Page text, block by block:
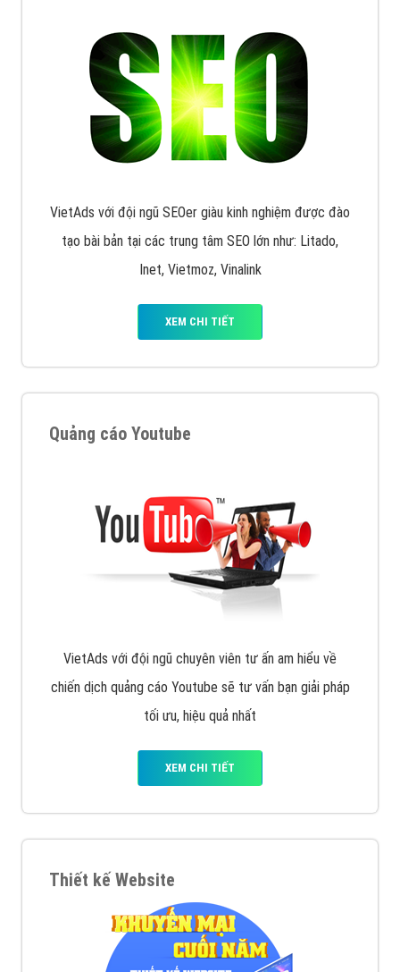
VietAds với đội ngũ SEOer giàu kinh nghiệm được đào
tạo bài bản tại các trung tâm SEO lớn như: Litado,
Inet, Vietmoz, Vinalink
XEM CHI TIẾT
Quảng cáo Youtube
VietAds với đội ngũ chuyên viên tư ấn am hiểu về
chiến dịch quảng cáo Youtube sẽ tư vấn bạn giải pháp
tối ưu, hiệu quả nhất
XEM CHI TIẾT
Thiết kế Website